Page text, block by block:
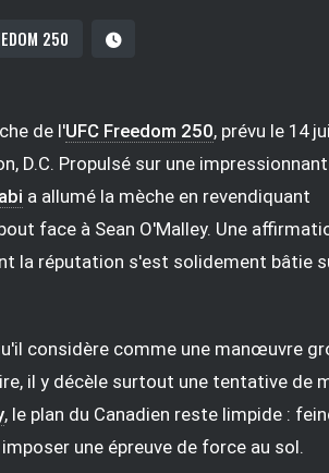
250
de l'UFC Freedom 250, prévu le 14
D.C. Propulsé sur une
a allumé la mèche en revendiquant
face à Sean O'Malley. Une
la réputation s'est solidement bâtie
considère comme une manœuvre
il y décèle surtout une tentative de
, le plan du Canadien reste limpide :
une épreuve de force au sol.